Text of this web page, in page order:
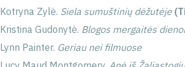
Kotryna Zylė. Siela sumuštinių dėžutėje
Kristina Gudonytė. Blogos mergaitės
Lynn Painter. Geriau nei filmuose